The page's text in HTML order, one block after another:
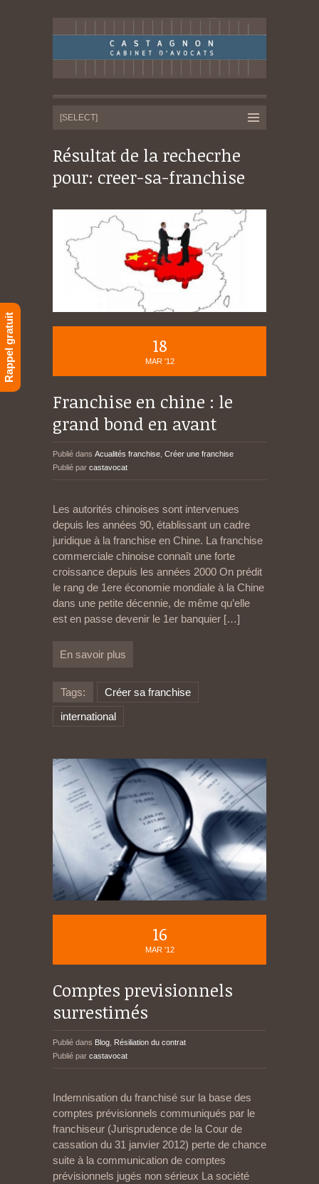
Résultat de la rechecrhe
pour: creer-sa-franchise
18
MAR '12
Franchise en chine : le
grand bond en avant
Publié dans Acualités franchise Créer une franchise
Publié par castavocat
Les autorités chinoises sont intervenues
depuis les années 90, établissant un cadre
juridique à la franchise en Chine. La franchise
commerciale chinoise connaît une forte
croissance depuis les années 2000 On prédit
le rang de 1ere économie mondiale à la Chine
dans une petite décennie, de même qu’elle
est en passe devenir le 1er banquier […]
En savoir plus
Tags:
Créer sa franchise
international
16
MAR '12
Comptes previsionnels
surrestimés
Publié dans Blog Résiliation du contrat
Publié par castavocat
Indemnisation du franchisé sur la base des
comptes prévisionnels communiqués par le
franchiseur (Jurisprudence de la Cour de
cassation du 31 janvier 2012) perte de chance
suite à la communication de comptes
prévisionnels jugés non sérieux La société
Rappel gratuit